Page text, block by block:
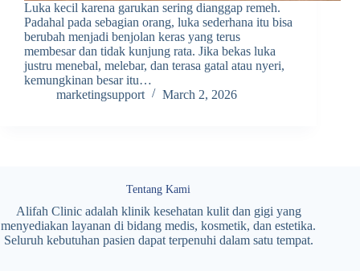
Luka kecil karena garukan sering dianggap remeh.
Padahal pada sebagian orang, luka sederhana itu bisa
berubah menjadi benjolan keras yang terus
membesar dan tidak kunjung rata. Jika bekas luka
justru menebal, melebar, dan terasa gatal atau nyeri,
kemungkinan besar itu…
marketingsupport
March 2, 2026
Tentang Kami
Alifah Clinic adalah klinik kesehatan kulit dan gigi yang
menyediakan layanan di bidang medis, kosmetik, dan estetika.
Seluruh kebutuhan pasien dapat terpenuhi dalam satu tempat.